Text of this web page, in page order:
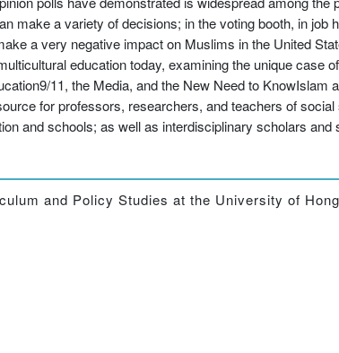
make a variety of decisions; in the voting booth, in job
a very negative impact on Muslims in the United
education today, examining the unique case
11, the Media, and the New Need to KnowIslam
for professors, researchers, and teachers of
and schools; as well as interdisciplinary scholars and
and Policy Studies at the University of